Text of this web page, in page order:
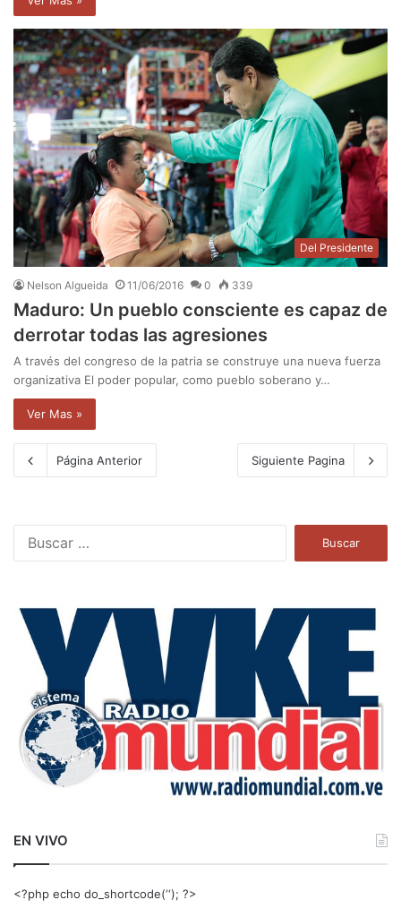
Del Presidente
Nelson Algueida 11/06/2016 0 339
Maduro: Un pueblo consciente es capaz de
derrotar todas las agresiones
A través del congreso de la patria se construye una nueva fuerza
organizativa El poder popular, como pueblo soberano y…
Ver Mas »
Página Anterior Siguiente Pagina
a
EN VIVO
<?php echo do_shortcode(‘‘); ?>